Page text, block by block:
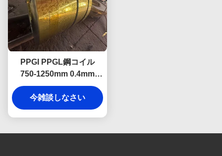
PPGI PPGL鋼コイル
750-1250mm 0.4mm
0.5mm カットサービス付
き
今雑談しなさい